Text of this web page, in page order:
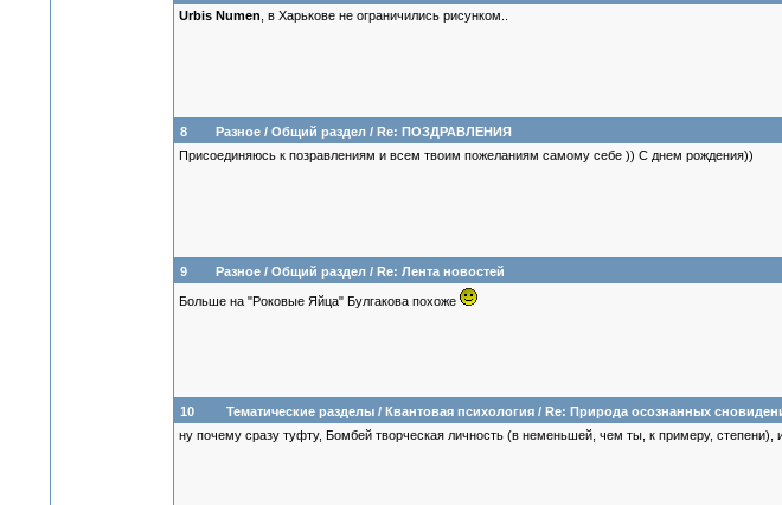
Urbis Numen , в Харькове не ограничились рисунком..
8 Разное/ Общий раздел/ Re: ПОЗДРАВЛЕНИЯ
Присоединяюсь к позравлениям и всем твоим пожеланиям самому себе )) С днем рождения))
9 Разное/ Общий раздел/ Re: Лента новостей
Больше на "Роковые Яйца" Булгакова похоже
10 Тематические разделы/ Квантовая психология/ Re: Природа осознанных
ну почему сразу туфту, Бомбей творческая личность (в неменьшей, чем ты, к примеру, степени),